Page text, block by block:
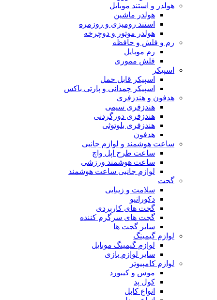
هولدر و استند موبایل
هولدر ماشین
استند رومیزی و روزمره
هولدر موتور و دوچرخه
رم و فلش و حافظه
رم موبایل
فلش مموری
اسپیکر
اسپیکر قابل حمل
اسپیکر چمدانی و پارتی باکس
هدفون و هندزفری
هندزفری سیمی
هندزفری دورگردنی
هندزفری بلوتوثی
هدفون
ساعت هوشمند و لوازم جانبی
ساعت طرح اپل واچ
ساعت هوشمند ورزشی
لوازم جانبی ساعت هوشمند
گجت
سلامت و زیبایی
دکوراتیو
گجت های کاربردی
گجت های سرگرم کننده
سایر گجت ها
لوازم گیمینگ
لوازم گیمینگ موبایل
سایر لوازم بازی
لوازم کامپیوتر
موس و کیبورد
کول پد
انواع کابل